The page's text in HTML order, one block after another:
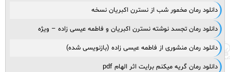
دانلود رمان مخمور شب از نسترن اکبریان نسخه
دانلود رمان تجسد نوشته نسترن اکبریان و فاطمه عیسی زاده – ویژه
دانلود رمان منشوری از فاطمه عیسی زاده (بازنویسی شده)
دانلود رمان گریه میکنم برایت اثر الهام pdf